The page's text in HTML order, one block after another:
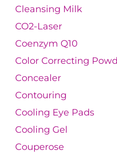
Cleansing Milk
CO2-Laser
Coenzym Q10
Color Correcting
Concealer
Contouring
Cooling Eye Pads
Cooling Gel
Couperose